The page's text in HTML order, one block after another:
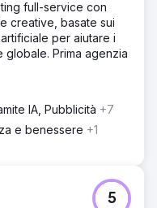
full-service con
creative, basate sui
per aiutare i
Prima agenzia
IA, Pubblicità +7
e benessere +1
5